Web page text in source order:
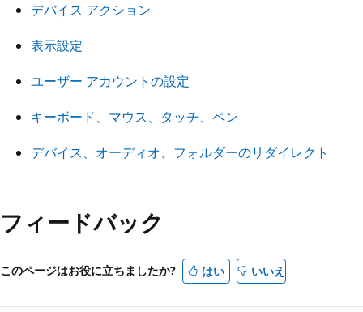
デバイス アクション
表示設定
ユーザー アカウントの設定
キーボード、マウス、タッチ、ペン
デバイス、オーディオ、フォルダーのリダイレクト
フィードバック
このページはお役に立ちましたか? はい いいえ